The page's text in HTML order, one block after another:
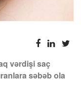
vərdişi saç
səbəb ola